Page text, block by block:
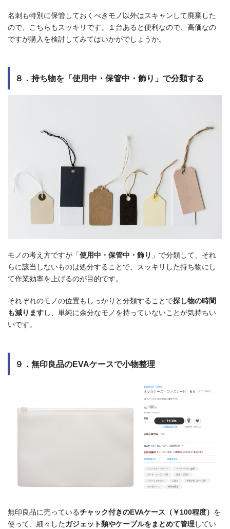
名刺も特別に保管しておくべきモノ以外はスキャンして廃棄した
ので、こちらもスッキリです。１台あると便利なので、高価なの
ですが購入を検討してみてはいかがでしょうか。
８．持ち物を「使用中・保管中・飾り」で分類する
モノの考え方ですが「 使用中・保管中・飾り 」で分類して、それ
らに該当しないものは処分することで、スッキリした持ち物にし
て作業効率を上げるのが目的です。
それぞれのモノの位置もしっかりと分類することで探し物の時間
も減ります し、単純に余分なモノを持っていないことが気持ちい
いです。
９．無印良品のEVAケースで小物整理
無印良品に売っているチャック付きのEVAケース（￥100程度） を
使って、細々した ガジェット類やケーブルをまとめて管理 してい